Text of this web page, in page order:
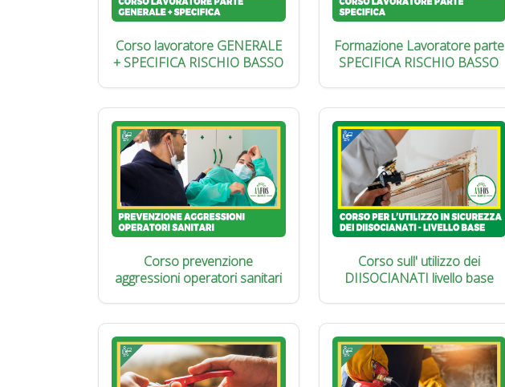
Corso lavoratore GENERALE
+ SPECIFICA RISCHIO BASSO
Formazione Lavoratore parte
SPECIFICA RISCHIO BASSO
Corso prevenzione
aggressioni operatori sanitari
Corso sull' utilizzo dei
DIISOCIANATI livello base